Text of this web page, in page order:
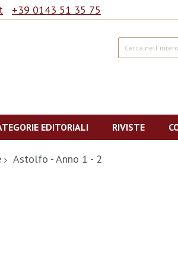
+39 0143 51 35 75
Cerca
EDITORIALI RIVISTE
Astolfo - Anno 1 - 2